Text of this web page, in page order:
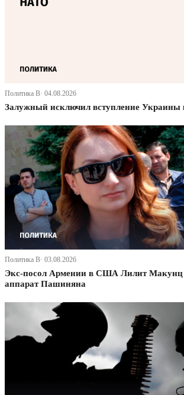
Политика В· 04.08.2026
Залужный исключил вступление
Политика В· 03.08.2026
Экс-посол Армении в США Лилит Макунц
аппарат Пашиняна